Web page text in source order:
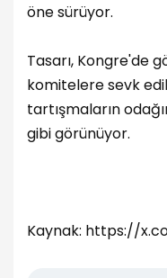
öne sürüyor.
Tasarı, Kongre'de
komitelere sevk
tartışmaların
gibi görünüyor.
Kaynak: https://